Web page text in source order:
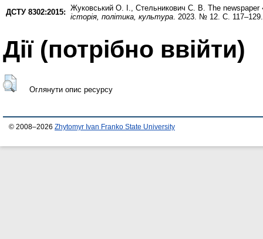
ДСТУ 8302:2015: Жуковський О. І., Стельникович С. В. The
історія, політика, культура. 2023. № 12. С. 117–129.
Дії ​​(потрібно ввійти)
Оглянути опис ресурсу
© 2008–2026 Zhytomyr Ivan Franko State University